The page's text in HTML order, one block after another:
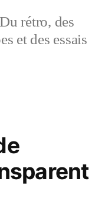
Du rétro, des
et des essais